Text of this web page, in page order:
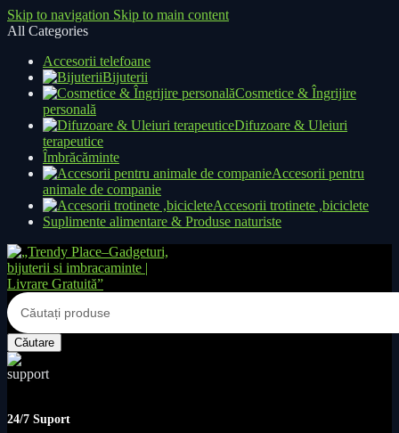
Skip to navigation Skip to main content
All Categories
Accesorii telefoane
Bijuterii
Cosmetice & Îngrijire
personală
Difuzoare & Uleiuri
terapeutice
Îmbrăcăminte
Accesorii pentru
animale de companie
Accesorii trotinete ,biciclete
Suplimente alimentare & Produse naturiste
Căutare
24/7 Suport